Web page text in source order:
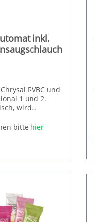
inkl.
RVBC und
1 und 2.
wird
bitte hier